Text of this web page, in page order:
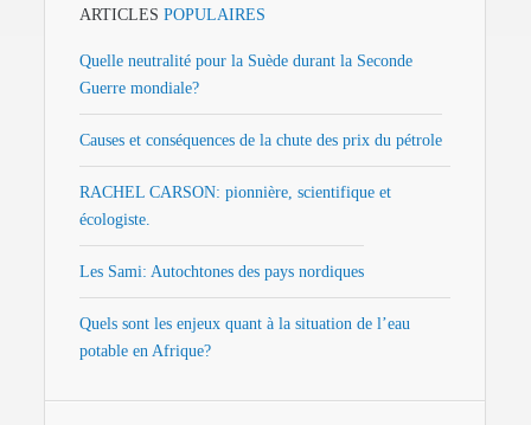
ARTICLES POPULAIRES
Quelle neutralité pour la Suède durant la Seconde
Guerre mondiale?
Causes et conséquences de la chute des prix du pétrole
RACHEL CARSON: pionnière, scientifique et
écologiste.
Les Sami: Autochtones des pays nordiques
Quels sont les enjeux quant à la situation de l’eau
potable en Afrique?